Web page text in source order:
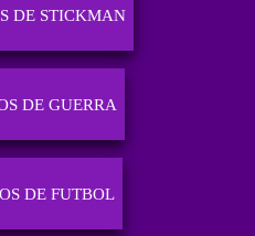
DE STICKMAN
DE GUERRA
DE FUTBOL